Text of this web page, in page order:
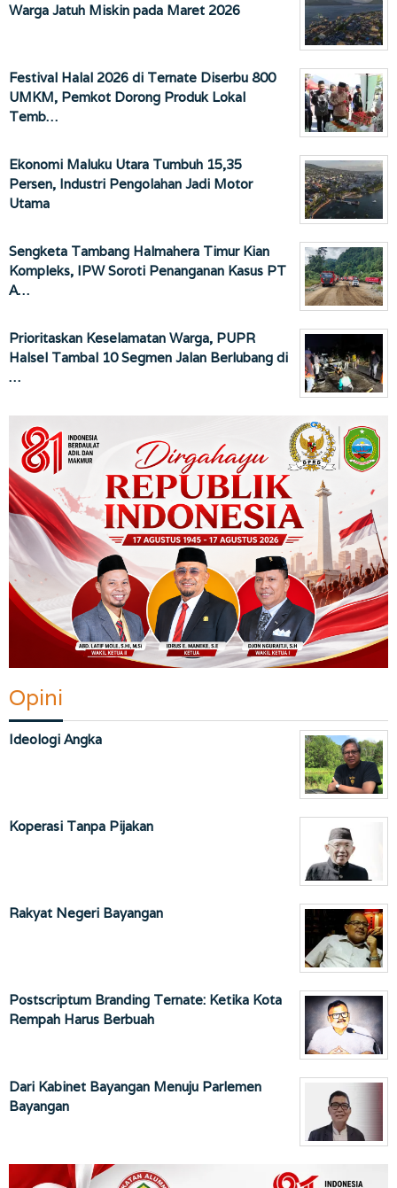
Warga Jatuh Miskin pada Maret 2026
Festival Halal 2026 di Ternate Diserbu 800
UMKM, Pemkot Dorong Produk Lokal
Temb…
Ekonomi Maluku Utara Tumbuh 15,35
Persen, Industri Pengolahan Jadi Motor
Utama
Sengketa Tambang Halmahera Timur Kian
Kompleks, IPW Soroti Penanganan Kasus PT
A…
Prioritaskan Keselamatan Warga, PUPR
Halsel Tambal 10 Segmen Jalan Berlubang di
…
Opini
Ideologi Angka
Koperasi Tanpa Pijakan
Rakyat Negeri Bayangan
Postscriptum Branding Ternate: Ketika Kota
Rempah Harus Berbuah
Dari Kabinet Bayangan Menuju Parlemen
Bayangan